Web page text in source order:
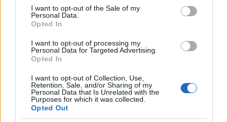
consent section.
I want to opt-out of the Sale of my
Personal Data.
Opted In
I want to opt-out of processing my
Personal Data for Targeted Advertising.
Opted In
I want to opt-out of Collection, Use,
Retention, Sale, and/or Sharing of my
Personal Data that Is Unrelated with the
Purposes for which it was collected.
Opted Out
Ami még érdekes volt az epizódban, hogy a lakók
mennyországáról megjegyezte Dolores, hogy az
valójában csak egy újabb aranyozott kalitka. Ez egy
teljesen jogos nézőpont, amitől mindenkinek, aki
odakerült, elég szomorú a sorsa. Elsőre azt